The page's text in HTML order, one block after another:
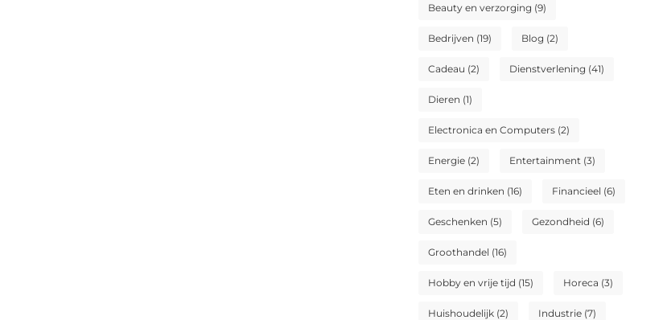
Beauty en verzorging (9)
Bedrijven (19) Blog (2)
Cadeau (2) Dienstverlening (41)
Dieren (1)
Electronica en Computers (2)
Energie (2) Entertainment (3)
Eten en drinken (16) Financieel (6)
Geschenken (5) Gezondheid (6)
Groothandel (16)
Hobby en vrije tijd (15) Horeca (3)
Huishoudelijk (2) Industrie (7)